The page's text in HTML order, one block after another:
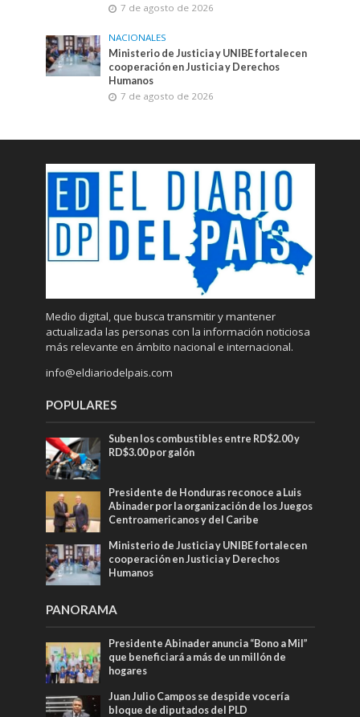
7 de agosto de 2026
NACIONALES
Ministerio de Justicia y UNIBE fortalecen
cooperación en Justicia y Derechos
Humanos
7 de agosto de 2026
Medio digital, que busca transmitir y mantener
actualizada las personas con la información noticiosa
más relevante en ámbito nacional e internacional.
info@eldiariodelpais.com
POPULARES
Suben los combustibles entre RD$2.00 y
RD$3.00 por galón
Presidente de Honduras reconoce a Luis
Abinader por la organización de los Juegos
Centroamericanos y del Caribe
Ministerio de Justicia y UNIBE fortalecen
cooperación en Justicia y Derechos
Humanos
PANORAMA
Presidente Abinader anuncia “Bono a Mil”
que beneficiará a más de un millón de
hogares
Juan Julio Campos se despide vocería
bloque de diputados del PLD